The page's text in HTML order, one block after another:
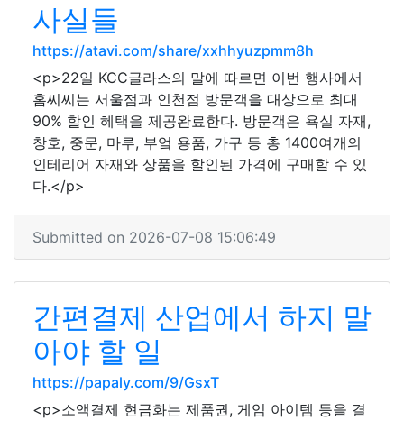
사실들
https://atavi.com/share/xxhhyuzpmm8h
<p>22일 KCC글라스의 말에 따르면 이번 행사에서
홈씨씨는 서울점과 인천점 방문객을 대상으로 최대
90% 할인 혜택을 제공완료한다. 방문객은 욕실 자재,
창호, 중문, 마루, 부엌 용품, 가구 등 총 1400여개의
인테리어 자재와 상품을 할인된 가격에 구매할 수 있
다.</p>
Submitted on 2026-07-08 15:06:49
간편결제 산업에서 하지 말
아야 할 일
https://papaly.com/9/GsxT
<p>소액결제 현금화는 제품권, 게임 아이템 등을 결